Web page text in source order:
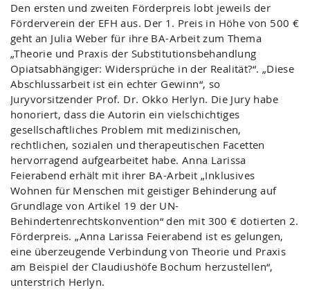
Den ersten und zweiten Förderpreis lobt jeweils der
Förderverein der EFH aus. Der 1. Preis in Höhe von 500 €
geht an Julia Weber für ihre BA-Arbeit zum Thema
„Theorie und Praxis der Substitutionsbehandlung
Opiatsabhängiger: Widersprüche in der Realität?“. „Diese
Abschlussarbeit ist ein echter Gewinn“, so
Juryvorsitzender Prof. Dr. Okko Herlyn. Die Jury habe
honoriert, dass die Autorin ein vielschichtiges
gesellschaftliches Problem mit medizinischen,
rechtlichen, sozialen und therapeutischen Facetten
hervorragend aufgearbeitet habe. Anna Larissa
Feierabend erhält mit ihrer BA-Arbeit „Inklusives
Wohnen für Menschen mit geistiger Behinderung auf
Grundlage von Artikel 19 der UN-
Behindertenrechtskonvention“ den mit 300 € dotierten 2.
Förderpreis. „Anna Larissa Feierabend ist es gelungen,
eine überzeugende Verbindung von Theorie und Praxis
am Beispiel der Claudiushöfe Bochum herzustellen“,
unterstrich Herlyn.